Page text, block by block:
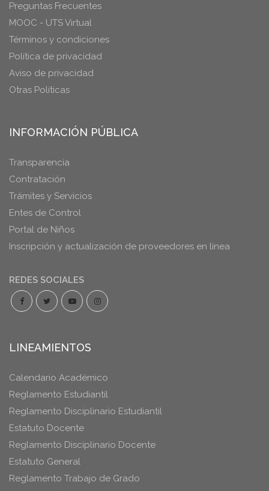
Preguntas Frecuentes
MOOC - UTS Virtual
Términos y condiciones
Política de privacidad
Aviso de privacidad
Otras Políticas
INFORMACIÓN PÚBLICA
Transparencia
Contratación
Trámites y Servicios
Entes de Control
Portal de Niños
Inscripción y actualización de proveedores en línea
REDES SOCIALES
LINEAMIENTOS
Calendario Académico
Reglamento Estudiantil
Reglamento Disciplinario Estudiantil
Estatuto Docente
Reglamento Disciplinario Docente
Estatuto General
Reglamento Trabajo de Grado